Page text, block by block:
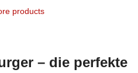
products
– die perfekte